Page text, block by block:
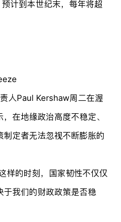
计到本世纪末，每年将超
人Paul Kershaw周二在渥
在地缘政治高度不稳定、
定者无法忽视不断膨胀的
样的时刻，国家韧性不仅仅
我们的财政政策是否稳